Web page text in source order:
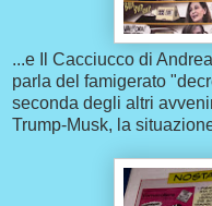
...e Il Cacciucco di
parla del famigerato
seconda degli altri
Trump-Musk, la